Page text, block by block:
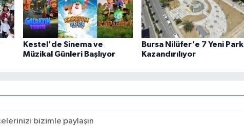
Kestel'de Sinema ve
Müzikal Günleri Başlıyor
Bursa Nilüfer'e 7 Yeni Park
Kazandırılıyor